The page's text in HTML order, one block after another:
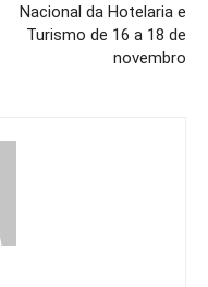
Nacional da Hotelaria e
Turismo de 16 a 18 de
novembro